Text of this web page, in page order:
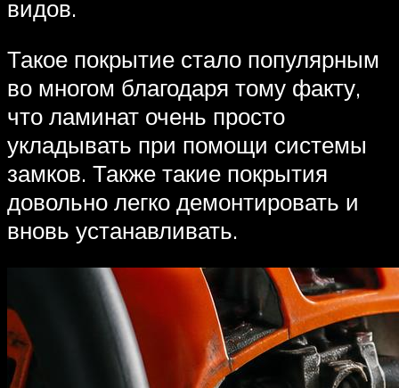
видов.
Такое покрытие стало популярным
во многом благодаря тому факту,
что ламинат очень просто
укладывать при помощи системы
замков. Также такие покрытия
довольно легко демонтировать и
вновь устанавливать.